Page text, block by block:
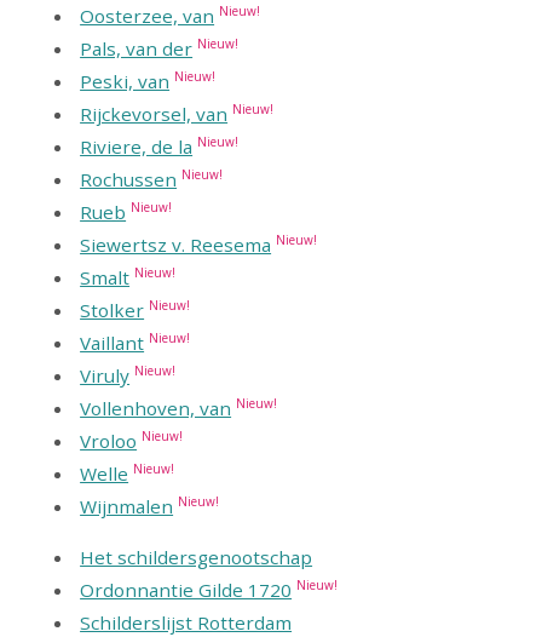
Oosterzee, van Nieuw!
Pals, van der Nieuw!
Peski, van Nieuw!
Rijckevorsel, van Nieuw!
Riviere, de la Nieuw!
Rochussen Nieuw!
Rueb Nieuw!
Siewertsz v. Reesema Nieuw!
Smalt Nieuw!
Stolker Nieuw!
Vaillant Nieuw!
Viruly Nieuw!
Vollenhoven, van Nieuw!
Vroloo Nieuw!
Welle Nieuw!
Wijnmalen Nieuw!
Het schildersgenootschap
Ordonnantie Gilde 1720 Nieuw!
Schilderslijst Rotterdam